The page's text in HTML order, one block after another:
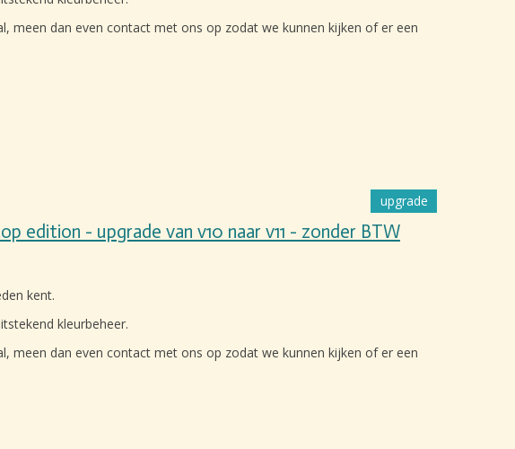
meen dan even contact met ons op zodat we kunnen kijken of er een
upgrade
edition - upgrade van v10 naar v11 - zonder BTW
kent.
kleurbeheer.
meen dan even contact met ons op zodat we kunnen kijken of er een